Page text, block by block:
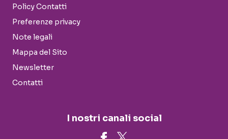
Policy Contatti
Preferenze privacy
Note legali
Mappa del Sito
Newsletter
Contatti
I nostri canali social